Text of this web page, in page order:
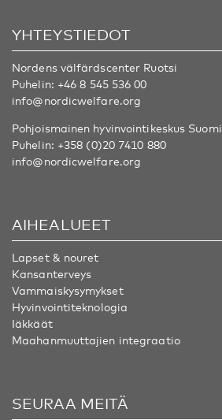
YHTEYSTIEDOT
Nordens välfärdscenter Ruotsi
Puhelin: +46 8 545 536 00
info@nordicwelfare.org
Pohjoismainen hyvinvointikeskus Suomi
Puhelin: +358 (0)20 7410 880
info@nordicwelfare.org
AIHEALUEET
Lapset & nouret
Kansanterveys
Vammaiskysymykset
Hyvinvointiteknologia
Iäkkäät
Maahanmuuttajien integraatio
SEURAA MEITÄ